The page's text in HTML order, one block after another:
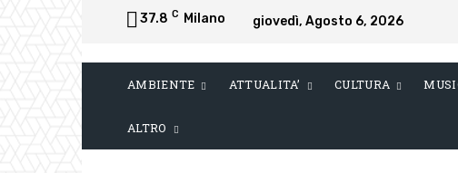
37.8 C Milano giovedì, Agosto 6, 2026
AMBIENTE ATTUALITA’ CULTURA
ALTRO